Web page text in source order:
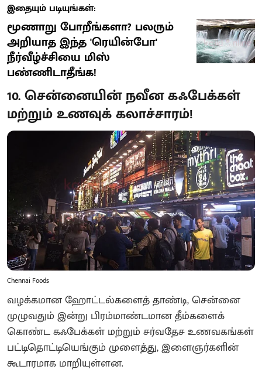
இதையும் படியுங்கள்:
மூணாறு போறீங்களா? பலரும்
அறியாத இந்த 'ரெயின்போ'
நீர்வீழ்ச்சியை மிஸ்
பண்ணிடாதீங்க!
10. சென்னையின் நவீன கஃபேக்கள்
மற்றும் உணவுக் கலாச்சாரம்!
Chennai Foods
வழக்கமான ஹோட்டல்களைத் தாண்டி, சென்னை
முழுவதும் இன்று பிரம்மாண்டமான தீம்களைக்
கொண்ட கஃபேக்கள் மற்றும் சர்வதேச உணவகங்கள்
பட்டிதொட்டியெங்கும் முளைத்து, இளைஞர்களின்
கூடாரமாக மாறியுள்ளன.